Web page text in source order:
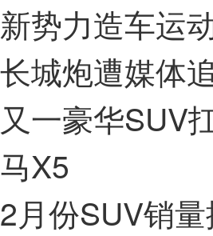
新势力造车运
长城炮遭媒体
又一豪华SUV
马X5
2月份SUV销